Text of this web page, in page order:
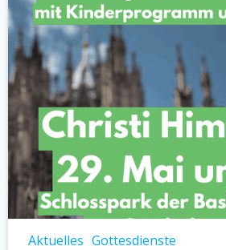
Aktuelles Gottesdienste